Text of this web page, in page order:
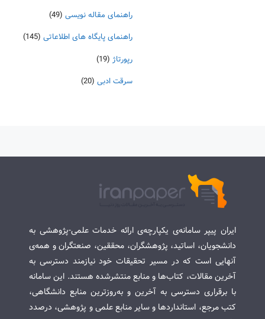
راهنمای مقاله نویسی (49)
راهنمای پایگاه های اطلاعاتی (145)
رپورتاژ (19)
سرقت ادبی (20)
ایران پیپر سامانه‌ی یکپارچه‌ی ارائه خدمات علمی-پژوهشی به
دانشجویان، اساتید، پژوهشگران، محققین، صنعتگران و همه‌ی
آنهایی است که در مسیر تحقیقات خود نیازمند دسترسی به
آخرین مقالات، کتاب‌ها و منابع منتشرشده هستند. این سامانه
با برقراری دسترسی به آخرین و به‌روزترین منابع دانشگاهی،
کتب مرجع، استانداردها و سایر منابع علمی و پژوهشی، درصدد